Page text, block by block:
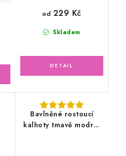
Skladem
od 229 Kč
Bavlněné rostoucí
kalhoty tmavě modré,